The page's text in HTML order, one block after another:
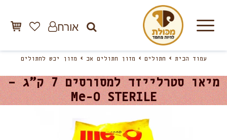
אורח
עמוד הבית חתולים מזון חתולים אב מזון יבש לחתולים
מיאו סטרלייזד למסורסים 7 ק”ג –
Me-O STERILE